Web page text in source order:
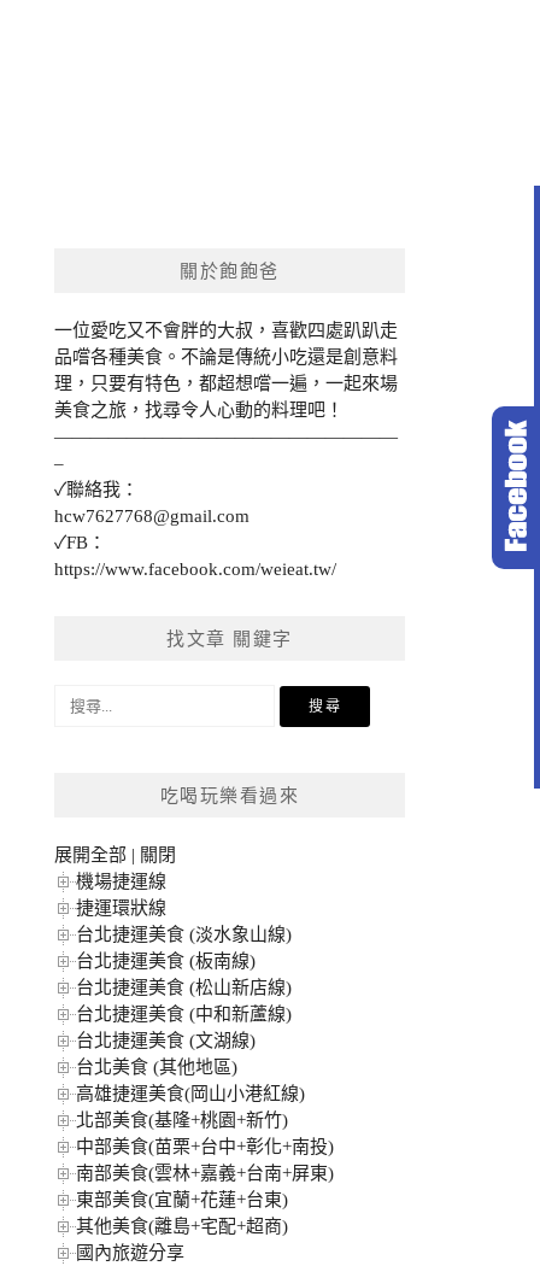
關於飽飽爸
一位愛吃又不會胖的大叔，喜歡四處趴趴走
品嚐各種美食。不論是傳統小吃還是創意料
理，只要有特色，都超想嚐一遍，一起來場
美食之旅，找尋令人心動的料理吧！
———————————————————
–
✓聯絡我：
hcw7627768@gmail.com
✓FB：
https://www.facebook.com/weieat.tw/
找文章 關鍵字
搜
吃喝玩樂看過來
展開全部 | 關閉
機場捷運線
捷運環狀線
台北捷運美食 (淡水象山線)
台北捷運美食 (板南線)
台北捷運美食 (松山新店線)
台北捷運美食 (中和新蘆線)
台北捷運美食 (文湖線)
台北美食 (其他地區)
高雄捷運美食(岡山小港紅線)
北部美食(基隆+桃園+新竹)
中部美食(苗栗+台中+彰化+南投)
南部美食(雲林+嘉義+台南+屏東)
東部美食(宜蘭+花蓮+台東)
其他美食(離島+宅配+超商)
國內旅遊分享